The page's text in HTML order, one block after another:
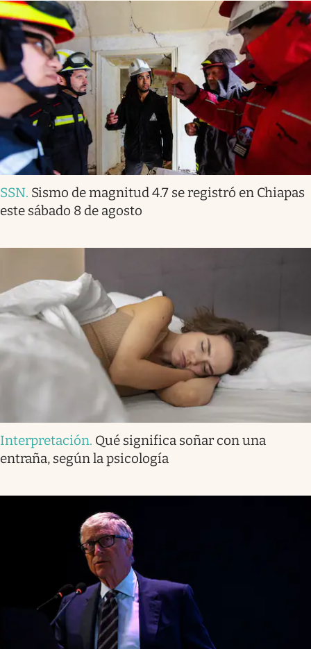
SSN. Sismo de magnitud 4.7 se registró en Chiapas
este sábado 8 de agosto
Interpretación. Qué significa soñar con una
entraña, según la psicología